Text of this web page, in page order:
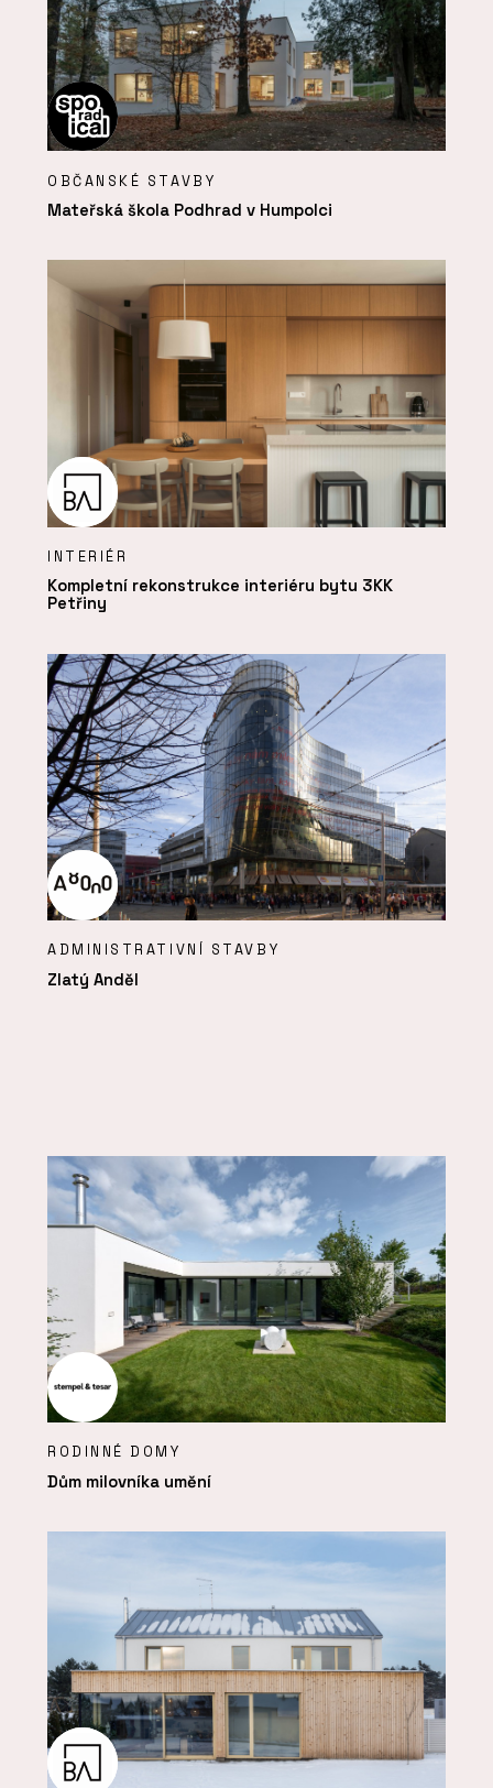
OBČANSKÉ STAVBY
Mateřská škola Podhrad v Humpolci
INTERIÉR
Kompletní rekonstrukce interiéru bytu 3KK
Petřiny
ADMINISTRATIVNÍ STAVBY
Zlatý Anděl
RODINNÉ DOMY
Dům milovníka umění